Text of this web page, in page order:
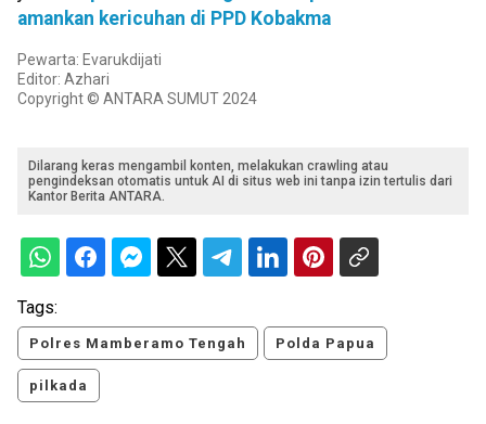
amankan kericuhan di PPD Kobakma
Pewarta: Evarukdijati
Editor: Azhari
Copyright © ANTARA SUMUT 2024
Dilarang keras mengambil konten, melakukan crawling atau
pengindeksan otomatis untuk AI di situs web ini tanpa izin tertulis dari
Kantor Berita ANTARA.
Tags:
Polres Mamberamo Tengah Polda Papua
pilkada